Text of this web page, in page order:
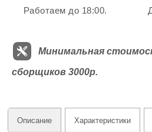
Работаем до 18:00.
Минимальная
сборщиков 3000р.
Описание Характеристики